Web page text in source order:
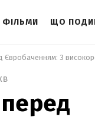
ФІЛЬМИ ЩО